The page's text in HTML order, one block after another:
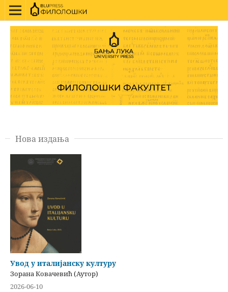
Нова издања
Увод у италијанску културу
Зорана Ковачевић (Аутор)
2026-06-10